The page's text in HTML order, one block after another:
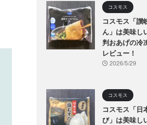
コスモス
コスモス「讃
ん」は美味し
判おあげの冷
レビュー！
2026/5/29
コスモス
コスモス「日
び」は美味し